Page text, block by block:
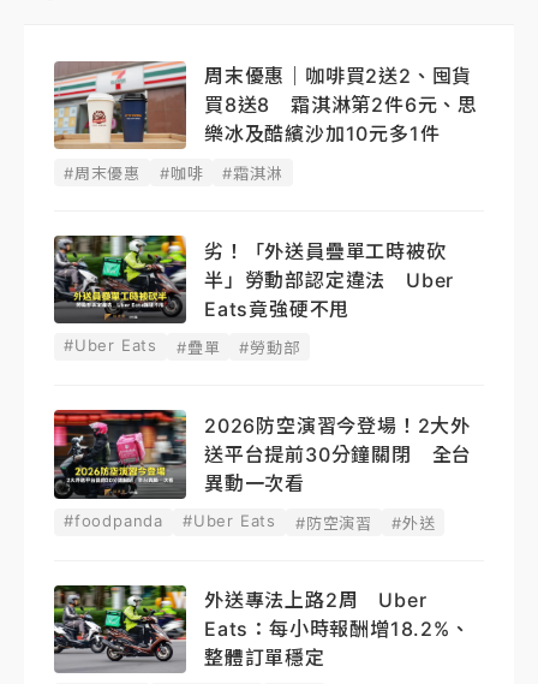
周末優惠｜咖啡買2送2、囤貨
買8送8 霜淇淋第2件6元、思
樂冰及酷繽沙加10元多1件
#周末優惠 #咖啡 #霜淇淋
劣！「外送員疊單工時被砍
半」勞動部認定違法 Uber
Eats竟強硬不甩
#Uber Eats #疊單 #勞動部
2026防空演習今登場！2大外
送平台提前30分鐘關閉 全台
異動一次看
#foodpanda #Uber Eats #防空演習 #外送
外送專法上路2周 Uber
Eats：每小時報酬增18.2%、
整體訂單穩定